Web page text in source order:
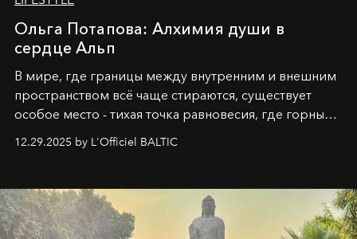
Ольга Потапова: Алхимия души в
сердце Альп
В мире, где границы между внутренним и внешним
пространством всё чаще стираются, существует
особое место - тихая точка равновесия, где горные
глубинами человеческой души. Здесь, на стыке
Ольга Потапова - женщина, чей путь от поиска
истины превратился в искусство превращения
человеческих кризисов в возможности для
12.29.2025 by L'Officiel BALTIC